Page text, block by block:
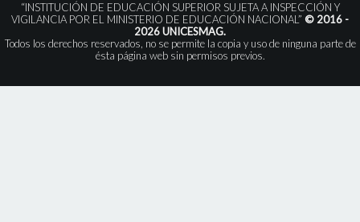
“INSTITUCIÓN DE EDUCACIÓN SUPERIOR SUJETA A INSPECCIÓN Y
VIGILANCIA POR EL MINISTERIO DE EDUCACIÓN NACIONAL” © 2016 -
2026 UNICESMAG.
Todos los derechos reservados, no se permite la copia y uso de ninguna parte de
ésta página web sin permisos previos.